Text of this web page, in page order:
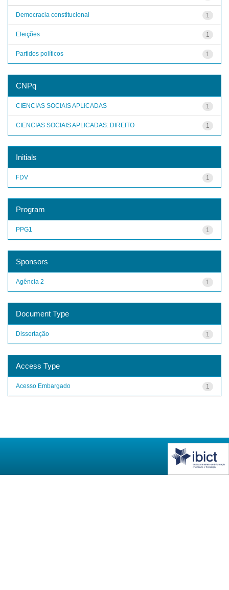
1
Democracia constitucional
1
Eleições
1
Partidos políticos
CNPq
1
CIENCIAS SOCIAIS APLICADAS
1
CIENCIAS SOCIAIS APLICADAS::DIREITO
Initials
1
FDV
Program
1
PPG1
Sponsors
1
Agência 2
Document Type
1
Dissertação
Access Type
1
Acesso Embargado